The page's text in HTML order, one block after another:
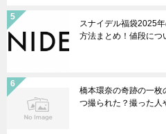
スナイデル福袋2025
方法まとめ！値段につ
橋本環奈の奇跡の一枚
つ撮られた？撮った人